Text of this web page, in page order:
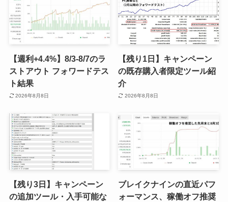
【週利+4.4%】8/3-8/7のラ
ストアウト フォワードテス
ト結果
2026年8月8日
【残り1日】キャンペーン
の既存購入者限定ツール紹
介
2026年8月8日
【残り3日】キャンペーン
の追加ツール・入手可能な
ブレイクナインの直近パフ
ォーマンス、稼働オフ推奨